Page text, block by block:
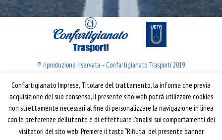
® riproduzione riservata – Confartigianato Trasporti 2019
Confartigianato Trasporti
Via S. Giovanni in Laterano, 152 | 00184 Roma
T: 06 70374.275
trasporti@confartigianato.it
Confartigianato Imprese, Titolare del trattamento, la informa che previa
acquisizione del suo consenso, il presente sito web potrà utilizzare cookies
non strettamente necessari al fine di personalizzare la navigazione in linea
con le preferenze dell’utente e di effettuare l’analisi sui comportamenti dei
visitatori del sito web. Premere il tasto “Rifiuta” del presente banner